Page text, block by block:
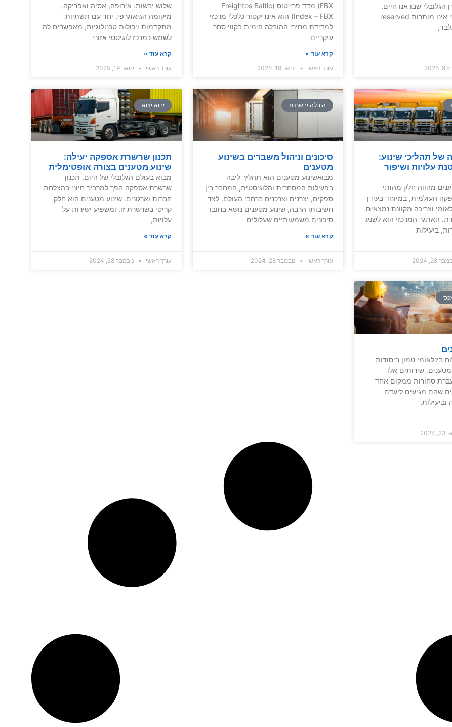
הגלובלי שבו אנו חיים,
שילוח בינלאומי אינו מותרות reserved
FBX) מדד פרייטוס (Freightos Baltic
Index – FBX) הוא אינדיקטור כלכלי מרכזי
למדידת מחירי ההובלה הימית בקווי סחר
עיקריים
קרא עוד »
עורך ראשי
ינואר 19, 2025
שלוש יבשות: אירופה, אסיה ואפריקה.
מיקומה הגיאוגרפי, יחד עם תשתיות
מתקדמות ויכולות טכנולוגיות, מאפשרים לה
לשמש כמרכז לוגיסטי אזורי
קרא עוד »
עורך ראשי
ינואר 19, 2025
של תהליכי שינוע:
עלויות ושיפור
מהווה חלק מהותי
העולמית, במיוחד בעידן
וצריכה מקוונת נמצאים
האתגר המרכזי הוא לשנע
ביעילות
28, 2024
הובלה יבשתית
סיכונים וניהול משברים בשינוע
מטענים
מבואשינוע מטענים הוא תהליך ליבה
בפעילות המסחרית והלוגיסטית, המחבר בין
ספקים, יצרנים וצרכנים ברחבי העולם. לצד
חשיבותו הרבה, שינוע מטענים נושא בחובו
סיכונים משמעותיים שעלולים
קרא עוד »
עורך ראשי נובמבר 28, 2024
יבוא יצוא
תכנון שרשרת אספקה ​​יעילה:
שינוע מטענים בצורה אופטימלית
מבוא בעולם הגלובלי של היום, תכנון
שרשרת אספקה ​​הפך למרכיב חיוני בהצלחת
חברות וארגונים. שינוע מטענים הוא חלק
קריטי בשרשרת זו, ומשפיע ישירות על
עלויות,
קרא עוד »
עורך ראשי נובמבר 28, 2024
בינלאומי טמון ביסודות
שירותים אלו
סחורות ממקום אחד
שהם מגיעים ליעדם